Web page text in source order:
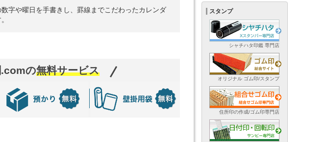
数字や曜日を手書きし、罫線までこだわったカレンダ
の無料サービス
スタンプ
シャチハタ印鑑 専門店
オリジナル ゴム印/スタンプ
住所印の作成/ゴム印専門店